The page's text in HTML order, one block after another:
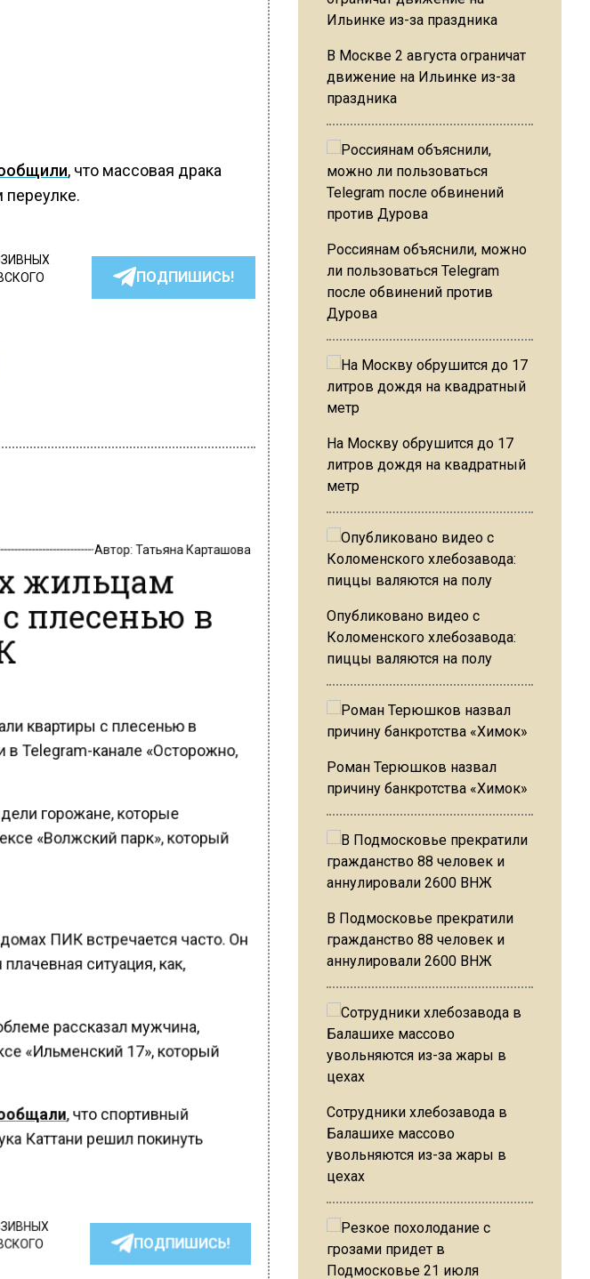
, что массовая драка
переулке.
ПОДПИШИСЬ!
жильцам
плесенью в
квартиры с плесенью в
Telegram-канале «Осторожно,
горожане, которые
«Волжский парк», который
ПИК встречается часто. Он
ситуация, как,
рассказал мужчина,
«Ильменский 17», который
, что спортивный
Каттани решил покинуть
ПОДПИШИСЬ!
В Москве 2 августа ограничат
движение на Ильинке из-за
праздника
Россиянам объяснили, можно
ли пользоваться Telegram
после обвинений против
Дурова
На Москву обрушится до 17
литров дождя на квадратный
метр
Опубликовано видео с
Коломенского хлебозавода:
пиццы валяются на полу
Роман Терюшков назвал
причину банкротства «Химок»
В Подмосковье прекратили
гражданство 88 человек и
аннулировали 2600 ВНЖ
Сотрудники хлебозавода в
Балашихе массово
увольняются из-за жары в
цехах